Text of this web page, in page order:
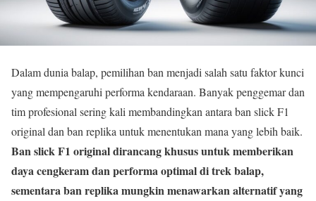
Dalam dunia balap, pemilihan ban menjadi salah satu faktor kunci
yang mempengaruhi performa kendaraan. Banyak penggemar dan
tim profesional sering kali membandingkan antara ban slick F1
original dan ban replika untuk menentukan mana yang lebih baik.
Ban slick F1 original dirancang khusus untuk memberikan
daya cengkeram dan performa optimal di trek balap,
sementara ban replika mungkin menawarkan alternatif yang